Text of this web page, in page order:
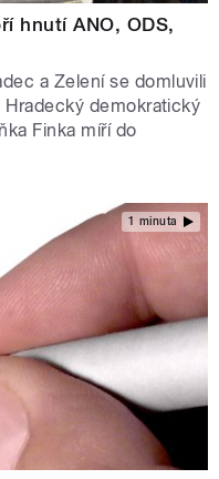
hnutí ANO, ODS,
a Zelení se domluvili
Hradecký demokratický
Finka míří do
1 minuta